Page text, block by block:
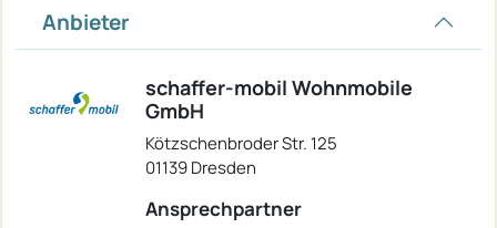
Anbieter
schaffer-mobil Wohnmobile
GmbH
Kötzschenbroder Str. 125
01139 Dresden
Ansprechpartner